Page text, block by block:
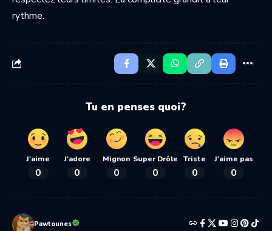
rythme.
Tu en penses quoi?
J'aime
0
J'adore
0
Mignon
0
Super Drôle
0
Triste
0
J'aime pas
0
Pawtounes